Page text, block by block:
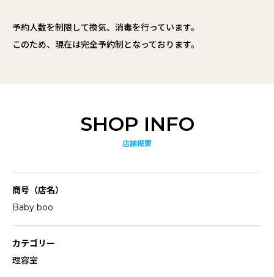
予約人数を制限して換気、消毒を行っています。
このため、現在は完全予約制となっております。
SHOP INFO
店舗概要
商号（店名）
Baby boo
カテゴリー
理容室